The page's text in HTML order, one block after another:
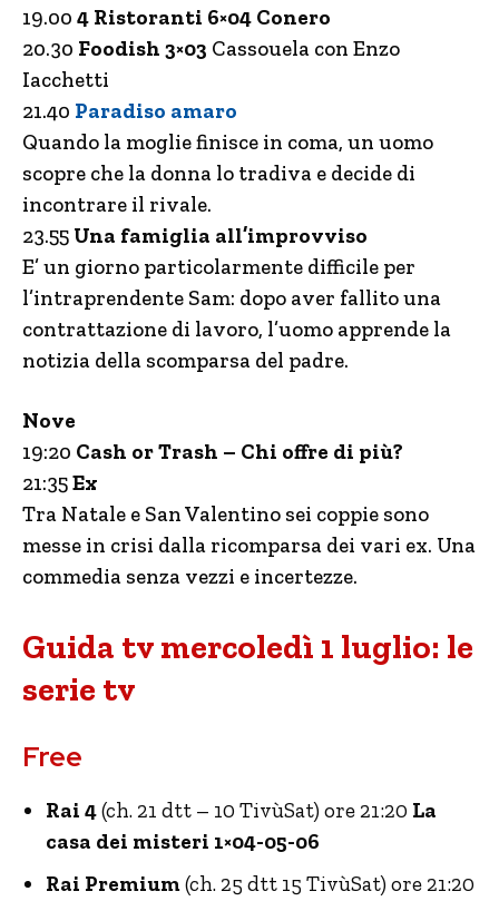
19.00 4 Ristoranti 6×04 Conero
20.30 Foodish 3×03 Cassouela con Enzo
Iacchetti
21.40 Paradiso amaro
Quando la moglie finisce in coma, un uomo
scopre che la donna lo tradiva e decide di
incontrare il rivale.
23.55 Una famiglia all’improvviso
E’ un giorno particolarmente difficile per
l’intraprendente Sam: dopo aver fallito una
contrattazione di lavoro, l’uomo apprende la
notizia della scomparsa del padre.
Nove
19:20 Cash or Trash – Chi offre di più?
21:35Ex
Tra Natale e San Valentino sei coppie sono
messe in crisi dalla ricomparsa dei vari ex. Una
commedia senza vezzi e incertezze.
Guida tv mercoledì 1 luglio: le
serie tv
Free
Rai 4(ch. 21 dtt – 10 TivùSat) ore 21:20 La
casa dei misteri 1×04-05-06
Rai Premium(ch. 25 dtt 15 TivùSat) ore 21:20